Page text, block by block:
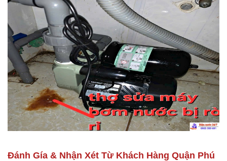
Đánh Gía & Nhận Xét Từ Khách Hàng Quận Phú